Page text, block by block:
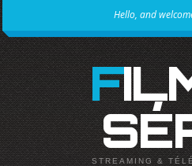
Hello, and
FILM &
STREAMING &